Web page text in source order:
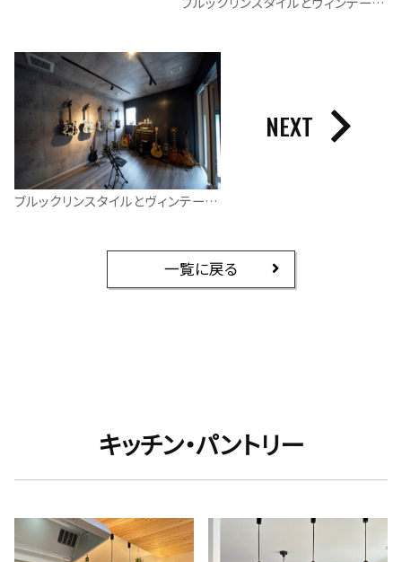
ブルックリンスタイルとヴィンテージスタイルが融合した平屋
NEXT
一覧に戻る
キッチン・パントリー